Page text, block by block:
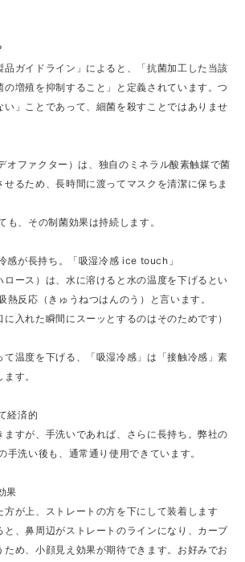
品ガイドライン」によると、「抗菌加工した当該
増殖を抑制すること」と定義されています。つ
い」ことであって、細菌を殺すことではありませ
オファクター）は、独自のミネラル酸素触媒で菌
るため、長時間に渡ってマスクを清潔に保ちま
も、その制菌効果は持続します。
感が長持ち。「吸湿冷感 ice touch」
ロース）は、水に溶けると水の温度を下げるとい
熱反応（きゅうねつはんのう）と言います。
に入れた瞬間にスーッとするのはそのためです）
て温度を下げる、「吸湿冷感」は「接触冷感」素
す。
経済的
ますが、手洗いであれば、さらに長持ち。弊社の
手洗い後も、通常通り使用できています。
果
方が上、ストレートの方を下にして装着します
と、鼻周辺がストレートのラインになり、カーブ
め、小顔見え効果が期待できます。お好みでお